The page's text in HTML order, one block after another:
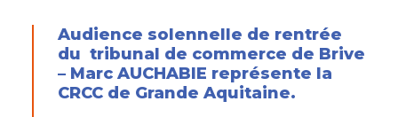
Audience solennelle de rentrée
du tribunal de commerce de Brive
– Marc AUCHABIE représente la
CRCC de Grande Aquitaine.